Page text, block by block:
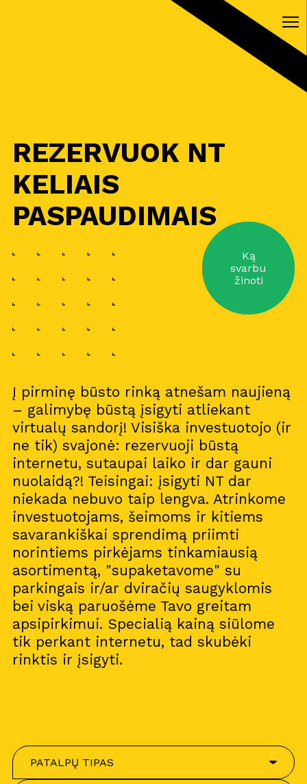
REZERVUOK NT
KELIAIS
PASPAUDIMAIS
Į pirminę būsto rinką atnešam naujieną
– galimybę būstą įsigyti atliekant
virtualų sandorį! Visiška investuotojo (ir
ne tik) svajonė: rezervuoji būstą
internetu, sutaupai laiko ir dar gauni
nuolaidą?! Teisingai: įsigyti NT dar
niekada nebuvo taip lengva. Atrinkome
investuotojams, šeimoms ir kitiems
savarankiškai sprendimą priimti
norintiems pirkėjams tinkamiausią
asortimentą, "supaketavome" su
parkingais ir/ar dviračių saugyklomis
bei viską paruošėme Tavo greitam
apsipirkimui. Specialią kainą siūlome
tik perkant internetu, tad skubėki
rinktis ir įsigyti.
Ką
svarbu
žinoti
PATALPŲ TIPAS